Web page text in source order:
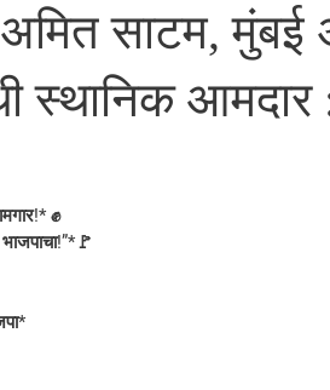
साटम, मुंबई
स्थानिक आमदार :
✊